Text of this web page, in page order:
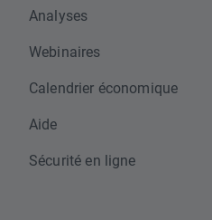
Analyses
Webinaires
Calendrier économique
Aide
Sécurité en ligne